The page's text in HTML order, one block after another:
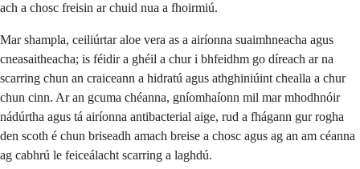
ach a chosc freisin ar chuid nua a fhoirmiú.
Mar shampla, ceiliúrtar aloe vera as a airíonna suaimhneacha agus
cneasaitheacha; is féidir a ghéil a chur i bhfeidhm go díreach ar na
scarring chun an craiceann a hidratú agus athghiniúint chealla a chur
chun cinn. Ar an gcuma chéanna, gníomhaíonn mil mar mhodhnóir
nádúrtha agus tá airíonna antibacterial aige, rud a fhágann gur rogha
den scoth é chun briseadh amach breise a chosc agus ag an am céanna
ag cabhrú le feiceálacht scarring a laghdú.